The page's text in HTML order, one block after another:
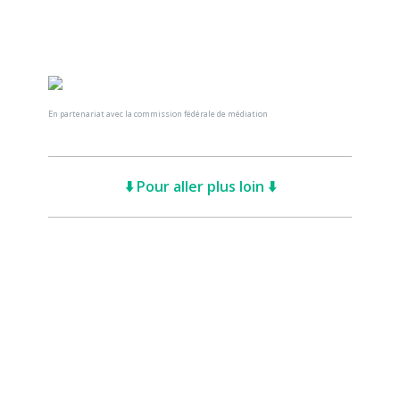
En partenariat avec la commission fédérale de médiation
⬇️ Pour aller plus loin ⬇️